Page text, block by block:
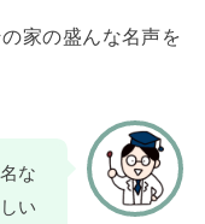
家の盛んな名声を
な
い